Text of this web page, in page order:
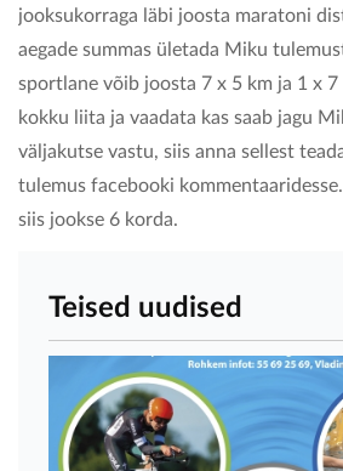
jooksukorraga läbi joosta maratoni
aegade summas ületada Miku
sportlane võib joosta 7 x 5 km ja 1 x
kokku liita ja vaadata kas saab jagu
väljakutse vastu, siis anna sellest
tulemus facebooki
siis jookse 6 korda.
Teised uudised